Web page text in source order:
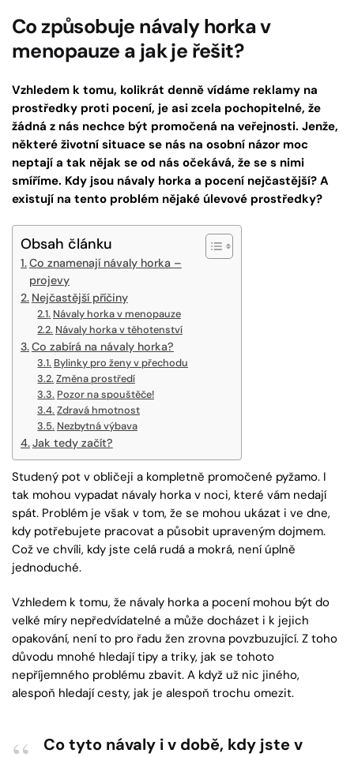
Co způsobuje návaly horka v
menopauze a jak je řešit?
Vzhledem k tomu, kolikrát denně vídáme reklamy na
prostředky proti pocení, je asi zcela pochopitelné, že
žádná z nás nechce být promočená na veřejnosti. Jenže,
některé životní situace se nás na osobní názor moc
neptají a tak nějak se od nás očekává, že se s nimi
smíříme. Kdy jsou návaly horka a pocení nejčastější? A
existují na tento problém nějaké úlevové prostředky?
Obsah článku
Co znamenají návaly horka –
projevy
Nejčastější příčiny
Návaly horka v menopauze
Návaly horka v těhotenství
Co zabírá na návaly horka?
Bylinky pro ženy v přechodu
Změna prostředí
Pozor na spouštěče!
Zdravá hmotnost
Nezbytná výbava
Jak tedy začít?
Studený pot v obličeji a kompletně promočené pyžamo. I
tak mohou vypadat návaly horka v noci, které vám nedají
spát. Problém je však v tom, že se mohou ukázat i ve dne,
kdy potřebujete pracovat a působit upraveným dojmem.
Což ve chvíli, kdy jste celá rudá a mokrá, není úplně
jednoduché.
Vzhledem k tomu, že návaly horka a pocení mohou být do
velké míry nepředvídatelné a může docházet i k jejich
opakování, není to pro řadu žen zrovna povzbuzující. Z toho
důvodu mnohé hledají tipy a triky, jak se tohoto
nepříjemného problému zbavit. A když už nic jiného,
alespoň hledají cesty, jak je alespoň trochu omezit.
Co tyto návaly i v době, kdy jste v